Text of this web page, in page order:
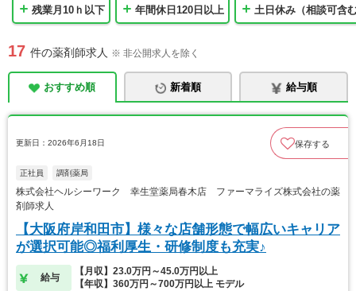
残業月10ｈ以下 年間休日120日以上 土日休み（相談可含
17 件の薬剤師求人 ※ 非公開求人を除く
おすすめ順 新着順 給与順
更新日：2026年6月18日 保存する
正社員 調剤薬局
株式会社ヘルシーワーク 幸生堂薬局春木店 ファーマライズ株式会社の薬
剤師求人
【大阪府岸和田市】様々な店舗形態で幅広いキャリア
が選択可能◎福利厚生・研修制度も充実♪
給与
【月収】23.0万円～45.0万円以上
【年収】360万円～700万円以上 モデル